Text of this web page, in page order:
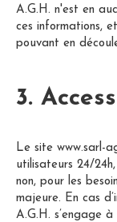
A.G.H. n'est en
ces informations,
pouvant en
3.
Le site www.sarl-
utilisateurs 24/
non, pour les
majeure. En cas
A.G.H. s’engage